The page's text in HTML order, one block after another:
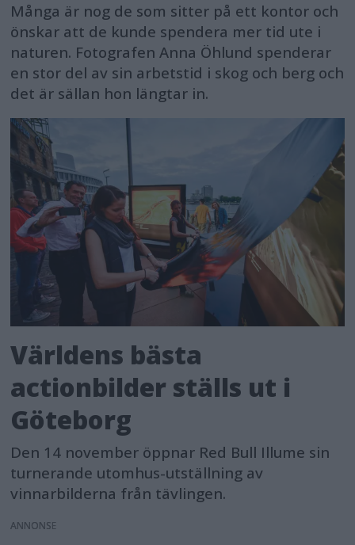
Många är nog de som sitter på ett kontor och
önskar att de kunde spendera mer tid ute i
naturen. Fotografen Anna Öhlund spenderar
en stor del av sin arbetstid i skog och berg och
det är sällan hon längtar in.
Världens bästa
actionbilder ställs ut i
Göteborg
Den 14 november öppnar Red Bull Illume sin
turnerande utomhus-utställning av
vinnarbilderna från tävlingen.
ANNONS